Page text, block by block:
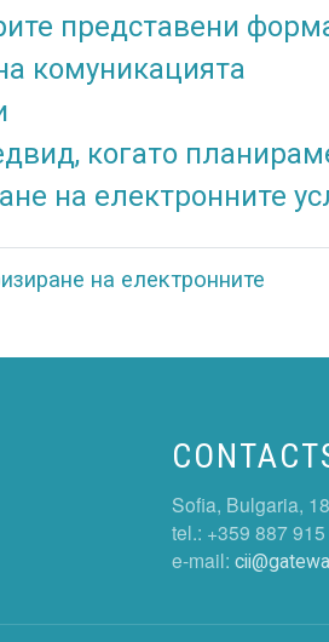
представени
комуникацията
когато
на електронните
на електронните
Sofia, Bulgaria,
tel.: +359 887
e-mail: